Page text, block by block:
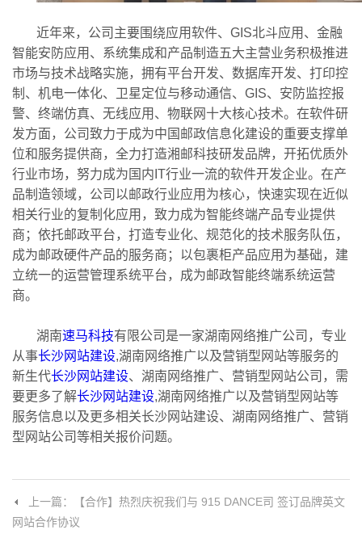
近年来，公司主要围绕应用软件、GIS北斗应用、金融
智能安防应用、系统集成和产品制造五大主营业务积极推进
市场与技术战略实施，拥有平台开发、数据库开发、打印控
制、机电一体化、卫星定位与移动通信、GIS、安防监控报
警、终端仿真、无线应用、物联网十大核心技术。在软件研
发方面，公司致力于成为中国邮政信息化建设的重要支撑单
位和服务提供商，全力打造湘邮科技研发品牌，开拓优质外
行业市场，努力成为国内IT行业一流的软件开发企业。在产
品制造领域，公司以邮政行业应用为核心，快速实现在近似
相关行业的复制化应用，致力成为智能终端产品专业提供
商；依托邮政平台，打造专业化、规范化的技术服务队伍，
成为邮政硬件产品的服务商；以包裹柜产品应用为基础，建
立统一的运营管理系统平台，成为邮政智能终端系统运营
商。
湖南速马科技有限公司是一家湖南网络推广公司，专业
从事长沙网站建设,湖南网络推广以及营销型网站等服务的
新生代长沙网站建设、湖南网络推广、营销型网站公司，需
要更多了解长沙网站建设,湖南网络推广以及营销型网站等
服务信息以及更多相关长沙网站建设、湖南网络推广、营销
型网站公司等相关报价问题。
上一篇：【合作】热烈庆祝我们与 915 DANCE司 签订品牌英文
网站合作协议